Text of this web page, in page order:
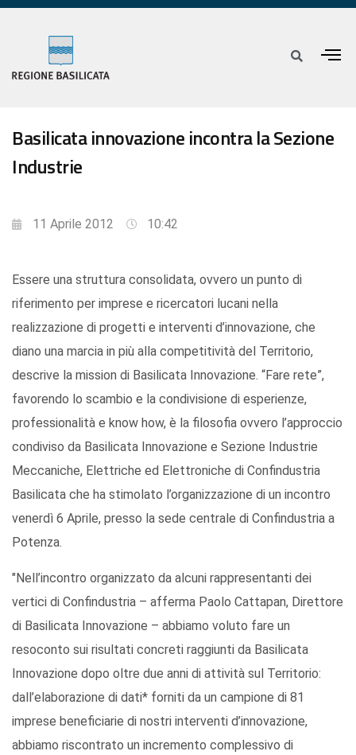
Basilicata innovazione incontra la Sezione
Industrie
11 Aprile 2012 10:42
Essere una struttura consolidata, ovvero un punto di
riferimento per imprese e ricercatori lucani nella
realizzazione di progetti e interventi d’innovazione, che
diano una marcia in più alla competitività del Territorio,
descrive la mission di Basilicata Innovazione. “Fare rete”,
favorendo lo scambio e la condivisione di esperienze,
professionalità e know how, è la filosofia ovvero l’approccio
condiviso da Basilicata Innovazione e Sezione Industrie
Meccaniche, Elettriche ed Elettroniche di Confindustria
Basilicata che ha stimolato l’organizzazione di un incontro
venerdì 6 Aprile, presso la sede centrale di Confindustria a
Potenza.
"Nell’incontro organizzato da alcuni rappresentanti dei
vertici di Confindustria – afferma Paolo Cattapan, Direttore
di Basilicata Innovazione – abbiamo voluto fare un
resoconto sui risultati concreti raggiunti da Basilicata
Innovazione dopo oltre due anni di attività sul Territorio:
dall’elaborazione di dati* forniti da un campione di 81
imprese beneficiarie di nostri interventi d’innovazione,
abbiamo riscontrato un incremento complessivo di